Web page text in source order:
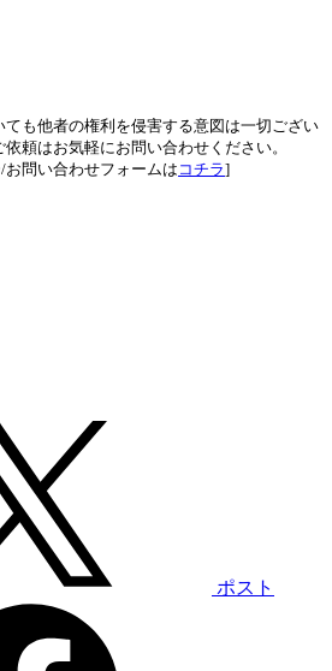
も他者の権利を侵害する意図は一切ござい
頼はお気軽にお問い合わせください。
お問い合わせフォームは コチラ]
ポスト